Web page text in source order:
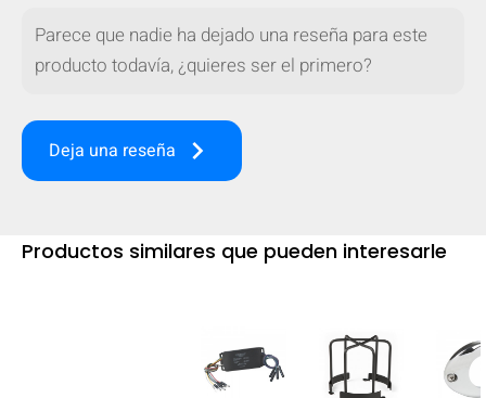
Parece que nadie ha dejado una reseña para este
producto todavía, ¿quieres ser el primero?
Deja una reseña keyboard_arrow_right
Productos similares que pueden interesarle